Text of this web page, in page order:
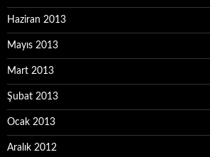
Haziran 2013
Mayıs 2013
Mart 2013
Şubat 2013
Ocak 2013
Aralık 2012